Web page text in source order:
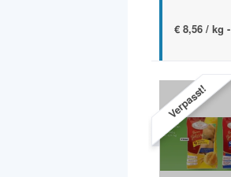
€ 8,56 / kg -
Verpasst!